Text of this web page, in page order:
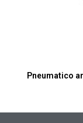
Pneumatico